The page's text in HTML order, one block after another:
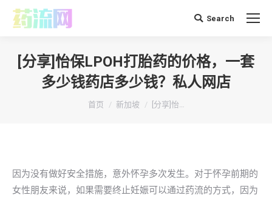
搜 Search
[分享]怡保LPOH打胎药的价格，一套
多少钱药店多少钱？私人网店
你在这里：
首页 新加坡 [分享]怡…
因为没有做好安全措施，意外怀孕多次发生。对于怀孕前期的
女性朋友来说，如果需要终止妊娠可以通过药流的方式，因为